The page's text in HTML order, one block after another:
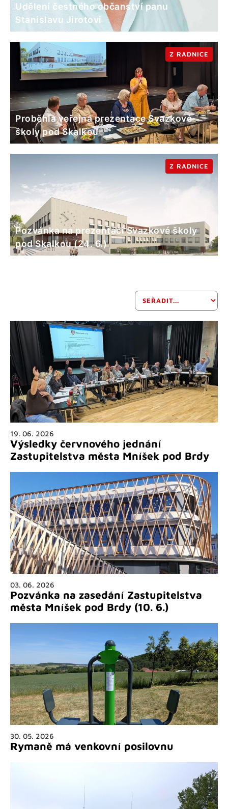
Udělení čestného občanství panu
Stanislavu Jirotovi
Proběhla veřejná prezentace Svazkové
školy pod Skalkou
Z RADNICE
Pozvánka na prezentaci Svazkové školy
pod Skalkou (24. 6.)
Z RADNICE
19. 06. 2026
Výsledky červnového jednání
Zastupitelstva města Mníšek pod Brdy
03. 06. 2026
Pozvánka na zasedání Zastupitelstva
města Mníšek pod Brdy (10. 6.)
30. 05. 2026
Rymaně má venkovní posilovnu